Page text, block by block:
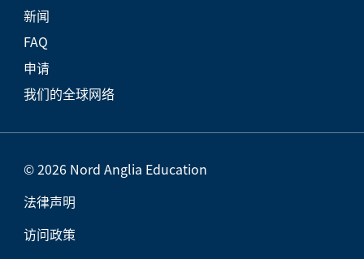
新闻
FAQ
申请
我们的全球网络
© 2026 Nord Anglia Education
法律声明
访问政策